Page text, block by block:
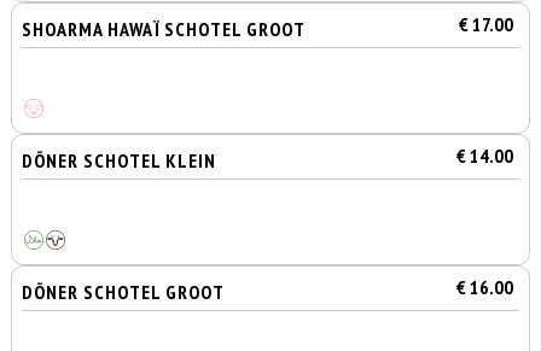
SHOARMA HAWAÏ SCHOTEL GROOT € 17.00
DÖNER SCHOTEL KLEIN € 14.00
DÖNER SCHOTEL GROOT € 16.00